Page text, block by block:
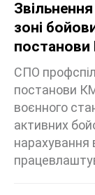
зоні
СПО
постанови
воєнного
активних
нарахування